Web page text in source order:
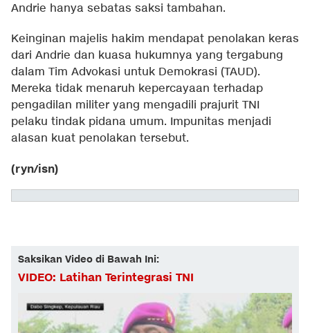
Andrie hanya sebatas saksi tambahan.
Keinginan majelis hakim mendapat penolakan keras
dari Andrie dan kuasa hukumnya yang tergabung
dalam Tim Advokasi untuk Demokrasi (TAUD).
Mereka tidak menaruh kepercayaan terhadap
pengadilan militer yang mengadili prajurit TNI
pelaku tindak pidana umum. Impunitas menjadi
alasan kuat penolakan tersebut.
(ryn/isn)
Saksikan Video di Bawah Ini:
VIDEO: Latihan Terintegrasi TNI